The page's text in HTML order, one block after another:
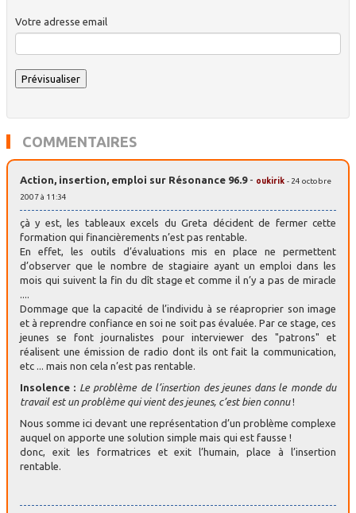
Votre adresse email
COMMENTAIRES
Action, insertion, emploi sur Résonance 96.9- oukirik - 24 octobre
2007 à 11:34
çà y est, les tableaux excels du Greta décident de fermer cette
formation qui financièrements n’est pas rentable.
En effet, les outils d’évaluations mis en place ne permettent
d’observer que le nombre de stagiaire ayant un emploi dans les
mois qui suivent la fin du dît stage et comme il n’y a pas de miracle
....
Dommage que la capacité de l’individu à se réaproprier son image
et à reprendre confiance en soi ne soit pas évaluée. Par ce stage, ces
jeunes se font journalistes pour interviewer des "patrons" et
réalisent une émission de radio dont ils ont fait la communication,
etc ... mais non cela n’est pas rentable.
Insolence : Le problème de l’insertion des jeunes dans le monde du
travail est un problème qui vient des jeunes, c’est bien connu!
Nous somme ici devant une représentation d’un problème complexe
auquel on apporte une solution simple mais qui est fausse !
donc, exit les formatrices et exit l’humain, place à l’insertion
rentable.